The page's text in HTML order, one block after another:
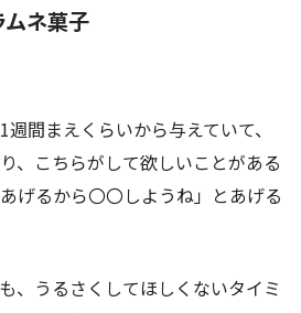
ネ菓子
間まえくらいから与えていて、
、こちらがして欲しいことがある
げるから〇〇しようね」とあげる
、うるさくしてほしくないタイミ